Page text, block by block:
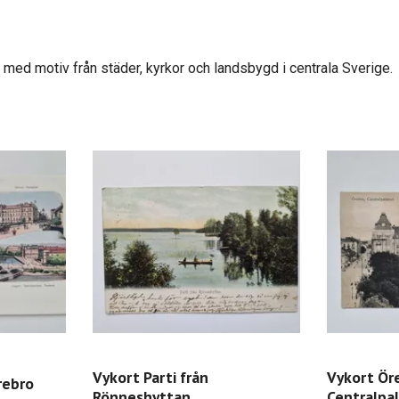
motiv från städer, kyrkor och landsbygd i centrala Sverige.
Vykort Parti från
Vykort